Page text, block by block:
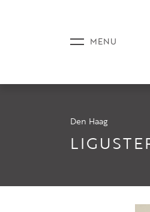
Den Haag